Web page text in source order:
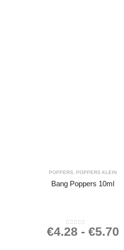
POPPERS POPPERS KLEIN
Bang Poppers 10ml
0out of 5
€4.28 - €5.70